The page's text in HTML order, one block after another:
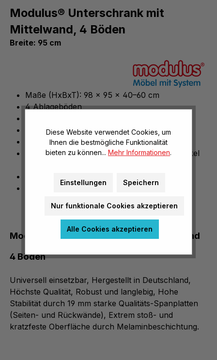
Modulus® Unterschrank mit
Mittelwand, 4 Böden
Breite: 95 cm
Maße (HxBxT): 98 x 95 x 40–60 cm
4 Ablageböden
Verschiedene Dekore
2 Drehtüren mit Zylinderschloss
Hochwertige Türscharniere mit Öffnungswinkel
Extrem robust und langlebig
Modulus® Unterschrank mit Mittelwand und
4 Böden
Universell einsetzbar, Hergestellt in Deutschland,
Höchste Qualität, Robust und langlebig, Hohe
Stabilität durch 19 mm starke Qualitäts-Spanplatten
(Seiten- und Rückwände), Extrem stoß- und
kratzfeste Oberfläche durch Melaminbeschichtung.
Diese Website verwendet Cookies, um
Ihnen die bestmögliche Funktionalität
bieten zu können... Mehr Informationen.
Einstellungen Speichern
Nur funktionale Cookies akzeptieren
Alle Cookies akzeptieren